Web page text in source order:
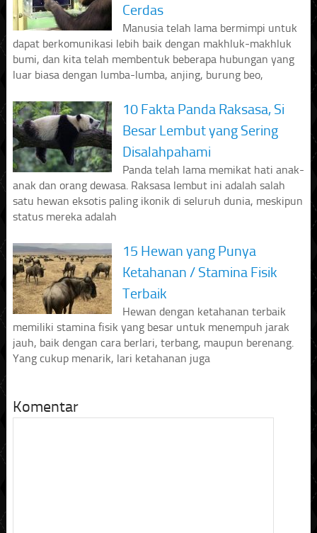
Cerdas
Manusia telah lama bermimpi untuk
dapat berkomunikasi lebih baik dengan makhluk-makhluk
bumi, dan kita telah membentuk beberapa hubungan yang
luar biasa dengan lumba-lumba, anjing, burung beo,
10 Fakta Panda Raksasa, Si
Besar Lembut yang Sering
Disalahpahami
Panda telah lama memikat hati anak-
anak dan orang dewasa. Raksasa lembut ini adalah salah
satu hewan eksotis paling ikonik di seluruh dunia, meskipun
status mereka adalah
15 Hewan yang Punya
Ketahanan / Stamina Fisik
Terbaik
Hewan dengan ketahanan terbaik
memiliki stamina fisik yang besar untuk menempuh jarak
jauh, baik dengan cara berlari, terbang, maupun berenang.
Yang cukup menarik, lari ketahanan juga
Komentar